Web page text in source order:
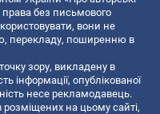
права без письмового
вони не
перекладу, поширенню в
зору, викладену в
інформації, опублікованої
несе рекламодавець.
розміщених на цьому сайті,